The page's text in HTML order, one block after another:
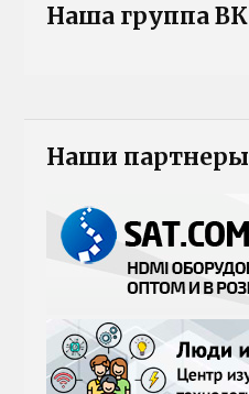
Наша группа ВК
Наши партнеры